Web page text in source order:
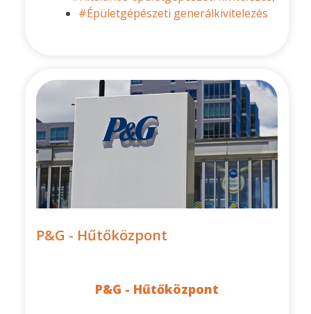
#Épületgépészeti generálkivitelezés
P&G - Hűtőközpont
P&G - Hűtőközpont